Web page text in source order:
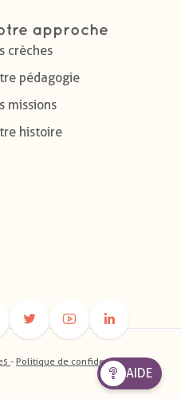
AIDE
approche
crèches
pédagogie
missions
histoire
- Politique de confidentialité